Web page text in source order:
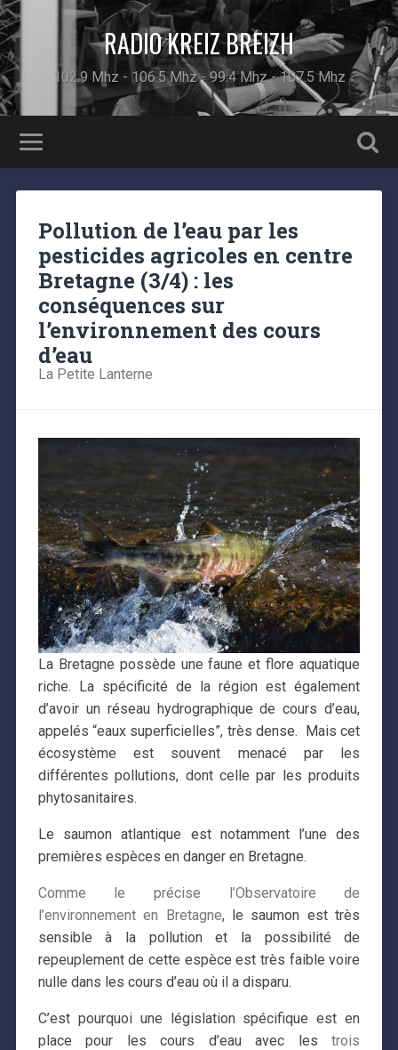
RADIO KREIZ BREIZH
102.9 Mhz - 106.5 Mhz - 99.4 Mhz - 107.5 Mhz
Pollution de l’eau par les
pesticides agricoles en centre
Bretagne (3/4) : les
conséquences sur
l’environnement des cours
d’eau
La Petite Lanterne
La Bretagne possède une faune et flore aquatique
riche. La spécificité de la région est également
d’avoir un réseau hydrographique de cours d’eau,
appelés “eaux superficielles”, très dense. Mais cet
écosystème est souvent menacé par les
différentes pollutions, dont celle par les produits
phytosanitaires.
Le saumon atlantique est notamment l’une des
premières espèces en danger en Bretagne.
Comme le précise l’Observatoire de
l’environnement en Bretagne, le saumon est très
sensible à la pollution et la possibilité de
repeuplement de cette espèce est très faible voire
nulle dans les cours d’eau où il a disparu.
C’est pourquoi une législation spécifique est en
place pour les cours d’eau avec lestrois